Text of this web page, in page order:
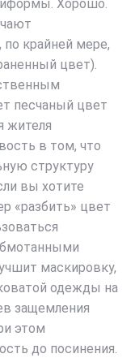
Хорошо.
крайней мере,
цвет).
песчаный цвет
жителя
в том, что
структуру
вы хотите
«разбить» цвет
маскировку,
одежды на
защемления
этом
до посинения.